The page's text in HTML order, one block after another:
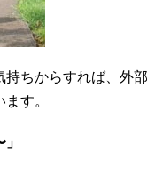
ちからすれば、外部
す。